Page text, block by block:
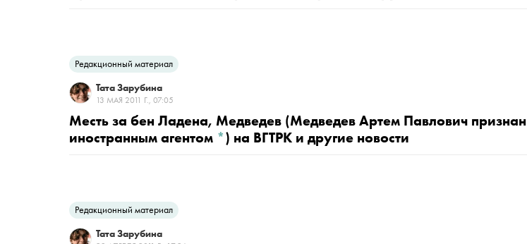
Редакционный материал
Тата Зарубина
13 МАЯ 2011 Г., 07:05
Месть за бен Ладена, Медведев (Медведев Артем Павлович признан
иностранным агентом *) на ВГТРК и другие новости
Редакционный материал
Тата Зарубина